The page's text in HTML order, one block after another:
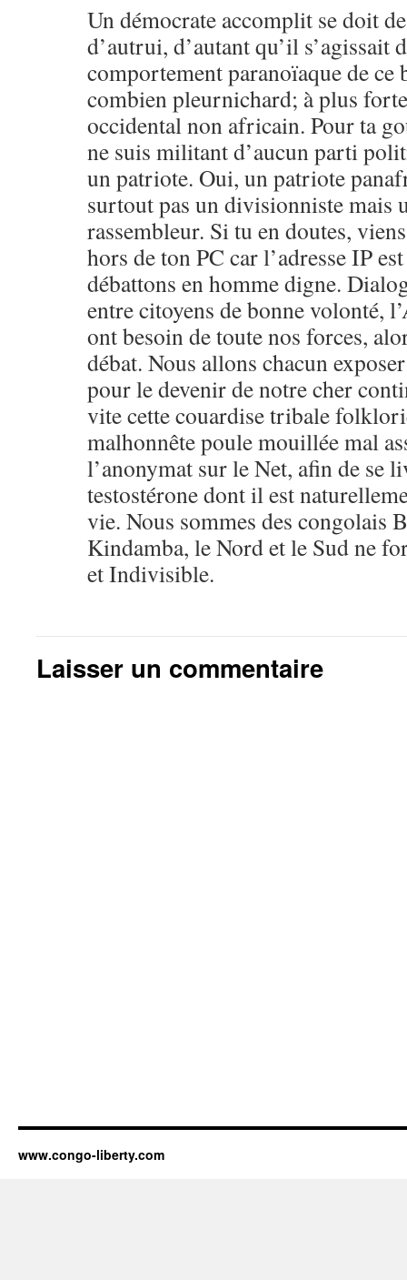
Un démocrate accomplit se doit
d’autrui, d’autant qu’il s’agissait
comportement paranoïaque de ce
combien pleurnichard; à plus
occidental non africain. Pour ta
ne suis militant d’aucun parti
un patriote. Oui, un patriote
surtout pas un divisionniste mais
rassembleur. Si tu en doutes,
hors de ton PC car l’adresse IP
débattons en homme digne.
entre citoyens de bonne volonté,
ont besoin de toute nos forces,
débat. Nous allons chacun
pour le devenir de notre cher
vite cette couardise tribale
malhonnête poule mouillée mal
l’anonymat sur le Net, afin de se
testostérone dont il est
vie. Nous sommes des congolais
Kindamba, le Nord et le Sud ne
et Indivisible.
Laisser un commentaire
www.congo-liberty.com